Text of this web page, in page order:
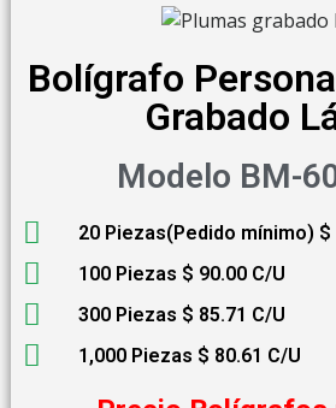
Bolígrafo
Grabado
Modelo BM-
20 Piezas(Pedido mínimo) $
100 Piezas $ 90.00 C/U
300 Piezas $ 85.71 C/U
1,000 Piezas $ 80.61 C/U